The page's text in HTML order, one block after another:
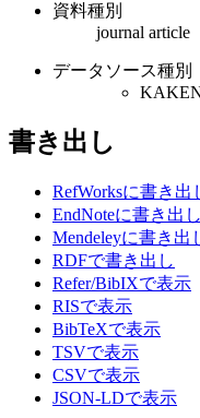
資料種別
journal article
データソース種別
書き出し
RefWorksに書き出
EndNoteに書き出し
Mendeleyに書き出
RDFで書き出し
Refer/BibIXで表示
RISで表示
BibTeXで表示
TSVで表示
CSVで表示
JSON-LDで表示